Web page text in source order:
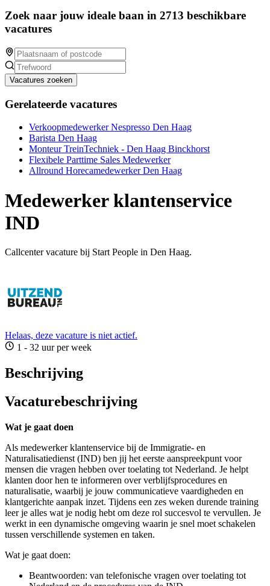
Zoek naar jouw ideale baan in 2713 beschikbare
vacatures
Vacatures zoeken
Gerelateerde vacatures
Verkoopmedewerker Nespresso Den Haag
Barista Den Haag
Monteur TreinTechniek - Den Haag Binckhorst
Flexibele Parttime Sales Medewerker
Allround Horecamedewerker Den Haag
Medewerker klantenservice
IND
Callcenter vacature bij Start People in Den Haag.
Helaas, deze vacature is niet actief.
1 - 32 uur per week
Beschrijving
Vacaturebeschrijving
Wat je gaat doen
Als medewerker klantenservice bij de Immigratie- en
Naturalisatiedienst (IND) ben jij het eerste aanspreekpunt voor
mensen die vragen hebben over toelating tot Nederland. Je helpt
klanten door hen te informeren over verblijfsprocedures en
naturalisatie, waarbij je jouw communicatieve vaardigheden en
klantgerichte aanpak inzet. Tijdens een zes weken durende training
leer je alles wat je nodig hebt om deze rol succesvol te vervullen. Je
werkt in een dynamische omgeving waarin je snel moet schakelen
tussen verschillende systemen en taken.
Wat je gaat doen:
Beantwoorden: van telefonische vragen over toelating tot